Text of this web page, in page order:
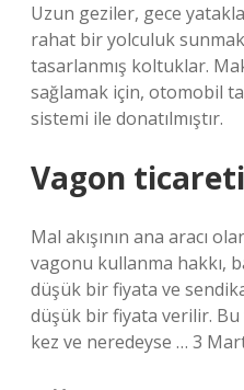
Uzun geziler, gece
rahat bir yolculuk
tasarlanmış koltuklar.
sağlamak için, otomobil
sistemi ile donatılmıştır.
Vagon
Mal akışının ana aracı
vagonu kullanma hakkı,
düşük bir fiyata ve
düşük bir fiyata verilir.
kez ve neredeyse … 3